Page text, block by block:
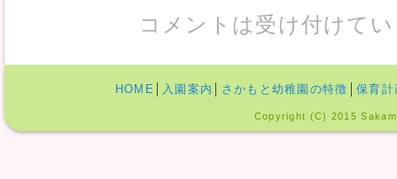
コメントは受け付けて
HOME 入園案内 さかもと幼稚園の特徴 保育計
Copyright (C) 2015